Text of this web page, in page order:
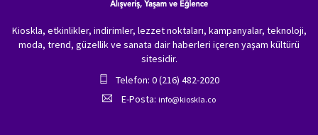
Kioskla, etkinlikler, indirimler, lezzet noktaları, kampanyalar, teknoloji,
moda, trend, güzellik ve sanata dair haberleri içeren yaşam kültürü
sitesidir.
Telefon: 0 (216) 482-2020
E-Posta: info@kioskla.co